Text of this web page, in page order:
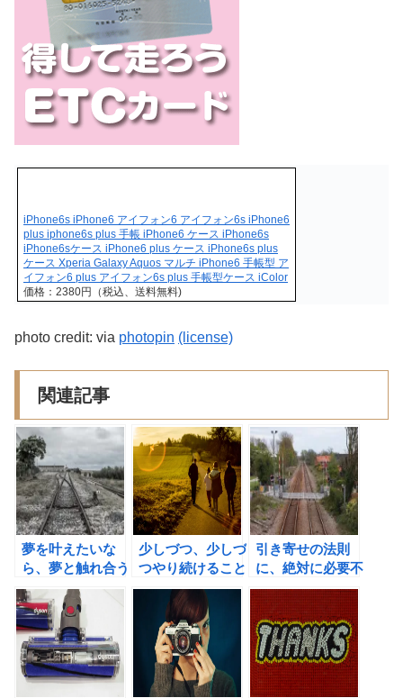
iPhone6s iPhone6 アイフォン6 アイフォン6s iPhone6
plus iphone6s plus 手帳 iPhone6 ケース iPhone6s
iPhone6sケース iPhone6 plus ケース iPhone6s plus
ケース Xperia Galaxy Aquos マルチ iPhone6 手帳型 ア
イフォン6 plus アイフォン6s plus 手帳型ケース iColor
価格：2380円（税込、送料無料)
photo credit: via photopin (license)
関連記事
夢を叶えたいな
ら、夢と触れ合う
時間を増やすこ
と！
少しづつ、少しづ
つやり続けること
が習慣化の基本
引き寄せの法則
に、絶対に必要不
可欠な４つのこと